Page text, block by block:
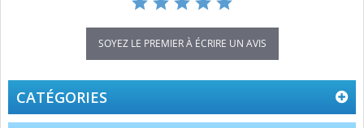
SOYEZ LE PREMIER À ÉCRIRE UN AVIS
CATÉGORIES